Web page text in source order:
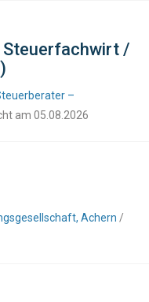
/
–
am 05.08.2026
Achern /